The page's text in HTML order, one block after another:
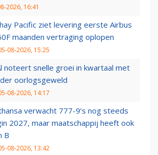
2026, 16:41
Pacific ziet levering eerste Airbus
maanden vertraging oplopen
08-2026, 15:25
noteert snelle groei in kwartaal met
oorlogsgeweld
08-2026, 14:17
verwacht 777-9’s nog steeds
2027, maar maatschappij heeft ook
B
08-2026, 13:42